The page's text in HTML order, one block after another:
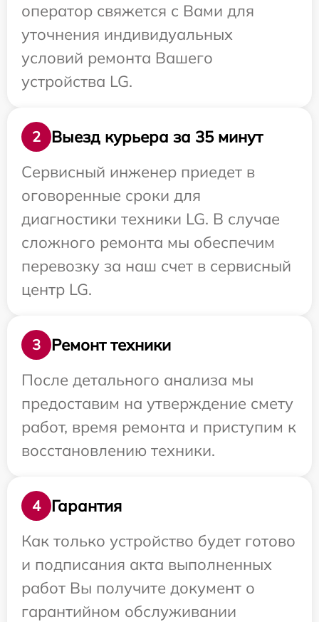
оператор свяжется с Вами для
уточнения индивидуальных
условий ремонта Вашего
устройства LG.
2
Выезд курьера за 35 минут
Сервисный инженер приедет в
оговоренные сроки для
диагностики техники LG. В случае
сложного ремонта мы обеспечим
перевозку за наш счет в сервисный
центр LG.
3
Ремонт техники
После детального анализа мы
предоставим на утверждение смету
работ, время ремонта и приступим к
восстановлению техники.
4
Гарантия
Как только устройство будет готово
и подписания акта выполненных
работ Вы получите документ о
гарантийном обслуживании